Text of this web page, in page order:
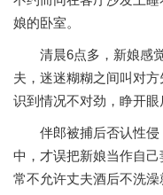
娘的卧室。
清晨6点多，新娘感觉
夫，迷迷糊糊之间叫对
识到情况不对劲，睁开眼
伴郎被捕后否认性侵
中，才误把新娘当作自
常不允许丈夫酒后不洗